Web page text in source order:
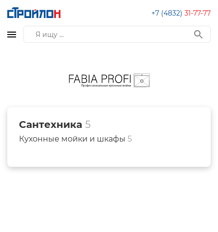
+7 (4832) 31-77-77
Сантехника 5
Кухонные мойки и шкафы 5